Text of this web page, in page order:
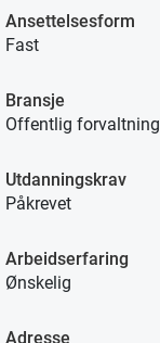
Ansettelsesform
Fast
Bransje
Offentlig forvaltning
Utdanningskrav
Påkrevet
Arbeidserfaring
Ønskelig
Adresse